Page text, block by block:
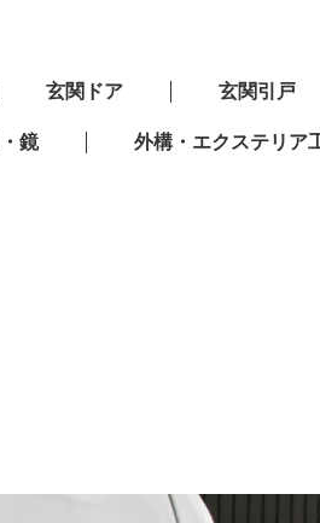
玄関ドア 玄関引戸
鏡 外構・エクステリア